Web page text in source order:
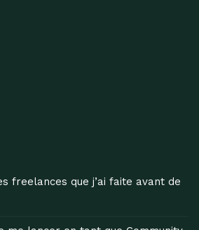
freelances que j’ai faite avant de